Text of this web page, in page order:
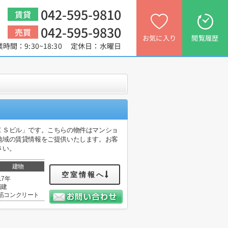
賃貸 042-595-9810
売買 042-595-9830
時間：9:30~18:30 定休日：水曜日
お気に入り 閲覧履歴
ビル」です。こちらの物件はマンショ
の賃貸情報をご提供いたします。お客
。
建物
年
建
コンクリート
空室情報へ